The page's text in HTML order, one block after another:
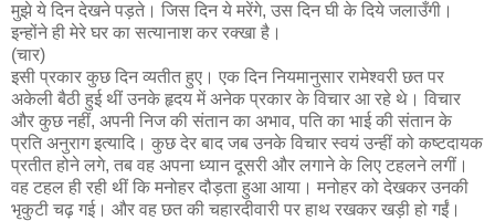
मुझे ये दिन देखने पड़ते। जिस दिन ये मरेंगे, उस दिन घी के दिये जलाउँगी।
इन्होंने ही मेरे घर का सत्यानाश कर रक्खा है।
(चार)
इसी प्रकार कुछ दिन व्यतीत हुए। एक दिन नियमानुसार रामेश्वरी छत पर
अकेली बैठी हुई थीं उनके हृदय में अनेक प्रकार के विचार आ रहे थे। विचार
और कुछ नहीं, अपनी निज की संतान का अभाव, पति का भाई की संतान के
प्रति अनुराग इत्यादि। कुछ देर बाद जब उनके विचार स्वयं उन्हीं को कष्टदायक
प्रतीत होने लगे, तब वह अपना ध्यान दूसरी और लगाने के लिए टहलने लगीं।
वह टहल ही रही थीं कि मनोहर दौड़ता हुआ आया। मनोहर को देखकर उनकी
भृकुटी चढ़ गई। और वह छत की चहारदीवारी पर हाथ रखकर खड़ी हो गईं।